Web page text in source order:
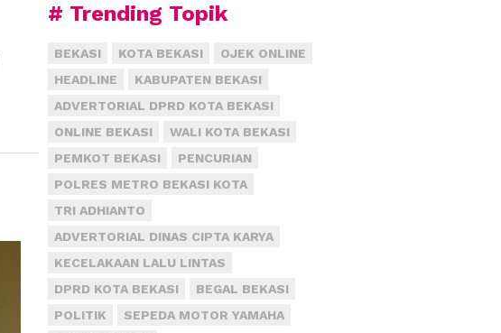
# Trending Topik
BEKASI KOTA BEKASI
OJEK ONLINE
HEADLINE
KABUPATEN BEKASI
ADVERTORIAL DPRD KOTA BEKASI
ONLINE BEKASI
WALI KOTA BEKASI
PEMKOT BEKASI
PENCURIAN
POLRES METRO BEKASI KOTA
TRI ADHIANTO
ADVERTORIAL DINAS CIPTA KARYA
KECELAKAAN LALU LINTAS
DPRD KOTA BEKASI
BEGAL BEKASI
POLITIK
SEPEDA MOTOR YAMAHA